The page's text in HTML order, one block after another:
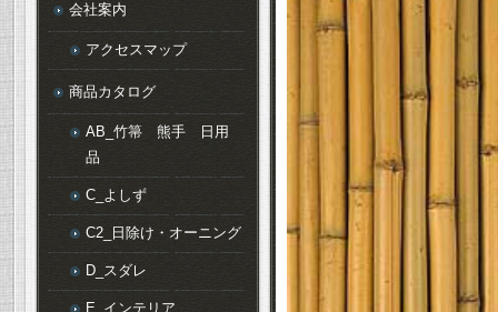
会社案内
アクセスマップ
商品カタログ
AB_竹箒 熊手 日用
品
C_よしず
C2_日除け・オーニング
D_スダレ
E_インテリア